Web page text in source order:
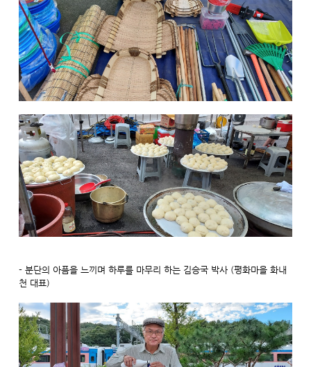
- 분단의 아픔을 느끼며 하루를 마무리 하는 김승국 박사 (평화마을 화내
천 대표)